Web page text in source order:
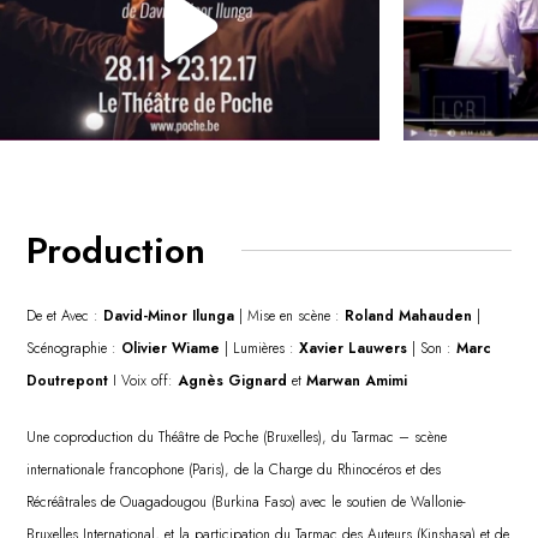
Production
De et Avec : David-Minor Ilunga | Mise en scène : Roland Mahauden |
Scénographie : Olivier Wiame | Lumières :Xavier Lauwers | Son :Marc
Doutrepont I Voix off:Agnès Gignardet Marwan Amimi
Une coproduction du Théâtre de Poche (Bruxelles), du Tarmac – scène
internationale francophone (Paris), de la Charge du Rhinocéros et des
Récréâtrales de Ouagadougou (Burkina Faso) avec le soutien de Wallonie-